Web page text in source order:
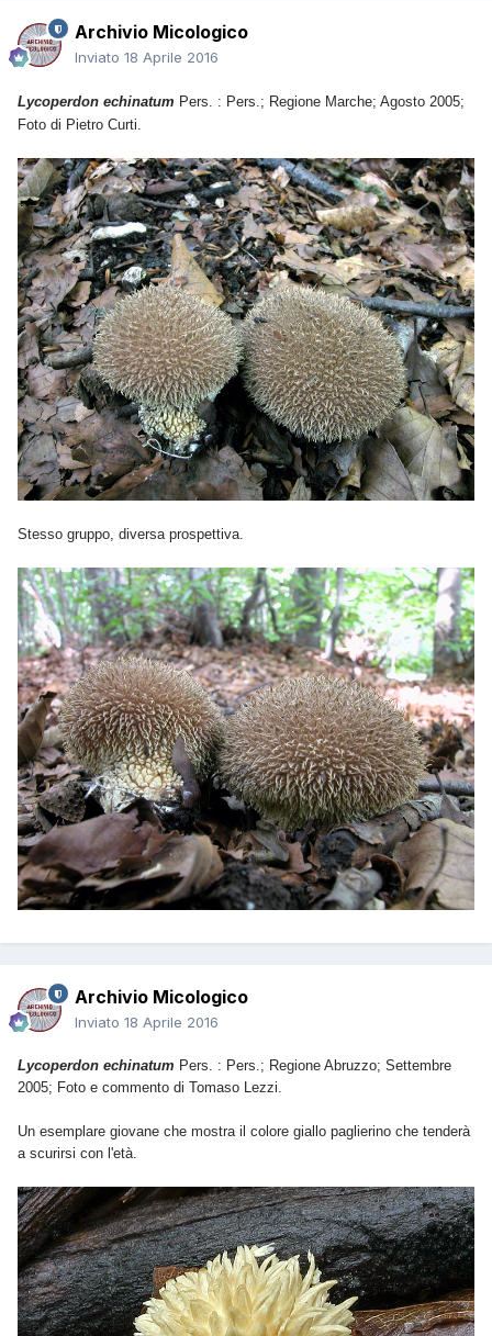
Archivio Micologico
Inviato 18 Aprile 2016
Lycoperdon echinatum Pers. : Pers.; Regione Marche; Agosto 2005;
Foto di Pietro Curti.
Stesso gruppo, diversa prospettiva.
Archivio Micologico
Inviato 18 Aprile 2016
Lycoperdon echinatum Pers. : Pers.; Regione Abruzzo; Settembre
2005; Foto e commento di Tomaso Lezzi.
Un esemplare giovane che mostra il colore giallo paglierino che tenderà
a scurirsi con l'età.